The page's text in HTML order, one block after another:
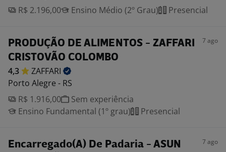
R$ 2.196,00
Ensino Médio (2º Grau) Presencial
PRODUÇÃO DE ALIMENTOS - ZAFFARI
CRISTOVÃO COLOMBO
7 ago
4,3
ZAFFARI
Porto Alegre - RS
R$ 1.916,00
Sem experiência
Ensino Fundamental (1º grau)
Presencial
Encarregado(A) De Padaria - ASUN
7 ago